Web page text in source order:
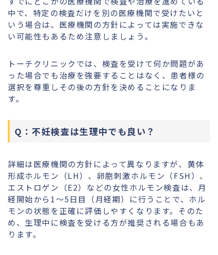
中で、特定の検査だけを別の医療機関で受けたいと
いう場合は、医療機関の方針によっては実施できな
い可能性もあるため注意しましょう。
トーチクリニックでは、検査を受けて何か問題があ
った場合でも治療を強要することはなく、患者様の
選択を尊重しその後の方針を決めることになりま
す。
Q：不妊検査は生理中でも良い？
詳細は医療機関の方針によって異なりますが、黄体
形成ホルモン（LH）、卵胞刺激ホルモン（FSH）、
エストロゲン（E2）などの女性ホルモン検査は、月
経開始から1〜5日目（月経期）に行うことで、ホル
モンの状態を正確に評価しやすくなります。そのた
め、生理中に検査を受ける方が推奨される場合もあ
ります。